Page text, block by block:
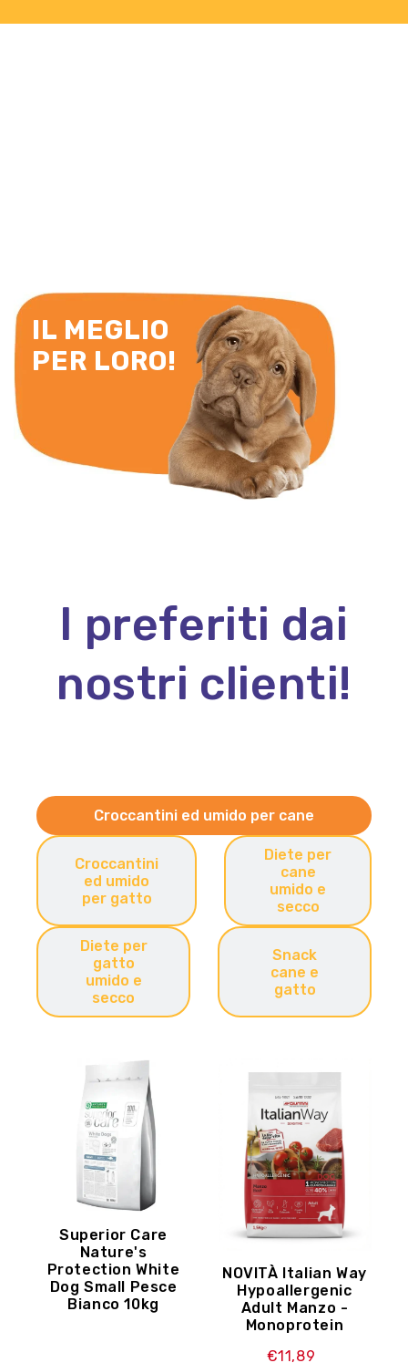
IL MEGLIO
PER LORO!
I preferiti dai
nostri clienti!
Croccantini ed umido per cane
Croccantini
ed umido
per gatto
Diete per
cane
umido e
secco
Diete per
gatto
umido e
secco
Snack
cane e
gatto
Superior Care
Nature's
Protection White
Dog Small Pesce
Bianco 10kg
NOVITÀ Italian Way
Hypoallergenic
Adult Manzo -
Monoprotein
€11,89